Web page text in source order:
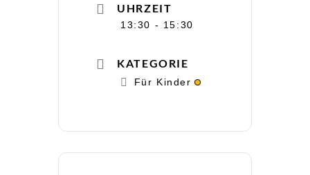
UHRZEIT
13:30 - 15:30
KATEGORIE
Für Kinder